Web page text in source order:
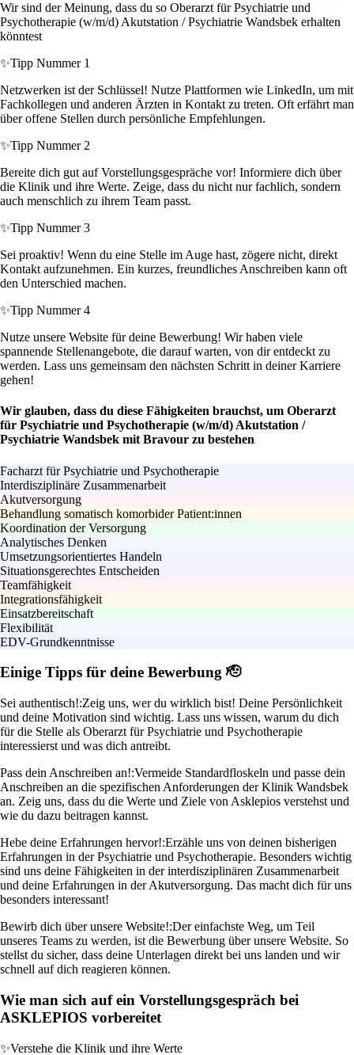
Wir sind der Meinung, dass du so Oberarzt für Psychiatrie und
Psychotherapie (w/m/d) Akutstation / Psychiatrie Wandsbek erhalten
könntest
✨Tipp Nummer 1
Netzwerken ist der Schlüssel! Nutze Plattformen wie LinkedIn, um mit
Fachkollegen und anderen Ärzten in Kontakt zu treten. Oft erfährt man
über offene Stellen durch persönliche Empfehlungen.
✨Tipp Nummer 2
Bereite dich gut auf Vorstellungsgespräche vor! Informiere dich über
die Klinik und ihre Werte. Zeige, dass du nicht nur fachlich, sondern
auch menschlich zu ihrem Team passt.
✨Tipp Nummer 3
Sei proaktiv! Wenn du eine Stelle im Auge hast, zögere nicht, direkt
Kontakt aufzunehmen. Ein kurzes, freundliches Anschreiben kann oft
den Unterschied machen.
✨Tipp Nummer 4
Nutze unsere Website für deine Bewerbung! Wir haben viele
spannende Stellenangebote, die darauf warten, von dir entdeckt zu
werden. Lass uns gemeinsam den nächsten Schritt in deiner Karriere
gehen!
Wir glauben, dass du diese Fähigkeiten brauchst, um Oberarzt
für Psychiatrie und Psychotherapie (w/m/d) Akutstation /
Psychiatrie Wandsbek mit Bravour zu bestehen
Facharzt für Psychiatrie und Psychotherapie
Interdisziplinäre Zusammenarbeit
Akutversorgung
Behandlung somatisch komorbider Patient:innen
Koordination der Versorgung
Analytisches Denken
Umsetzungsorientiertes Handeln
Situationsgerechtes Entscheiden
Teamfähigkeit
Integrationsfähigkeit
Einsatzbereitschaft
Flexibilität
EDV-Grundkenntnisse
Einige Tipps für deine Bewerbung 🫡
Sei authentisch!:Zeig uns, wer du wirklich bist! Deine Persönlichkeit
und deine Motivation sind wichtig. Lass uns wissen, warum du dich
für die Stelle als Oberarzt für Psychiatrie und Psychotherapie
interessierst und was dich antreibt.
Pass dein Anschreiben an!:Vermeide Standardfloskeln und passe dein
Anschreiben an die spezifischen Anforderungen der Klinik Wandsbek
an. Zeig uns, dass du die Werte und Ziele von Asklepios verstehst und
wie du dazu beitragen kannst.
Hebe deine Erfahrungen hervor!:Erzähle uns von deinen bisherigen
Erfahrungen in der Psychiatrie und Psychotherapie. Besonders wichtig
sind uns deine Fähigkeiten in der interdisziplinären Zusammenarbeit
und deine Erfahrungen in der Akutversorgung. Das macht dich für uns
besonders interessant!
Bewirb dich über unsere Website!:Der einfachste Weg, um Teil
unseres Teams zu werden, ist die Bewerbung über unsere Website. So
stellst du sicher, dass deine Unterlagen direkt bei uns landen und wir
schnell auf dich reagieren können.
Wie man sich auf ein Vorstellungsgespräch bei
ASKLEPIOS vorbereitet
✨Verstehe die Klinik und ihre Werte